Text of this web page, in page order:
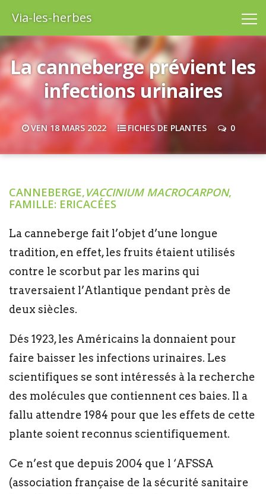
Via-les-herbes
La canneberge prévient les
infections urinaires
VEN 18 MARS 2022 FICHES DE PLANTES 0
CANNEBERGE,VACCINIUM MACROCARPON,
FAMILLE: ERICACÉES
La canneberge fait l’objet d’une longue
tradition, en effet, les fruits étaient utilisés
contre le scorbut par les marins qui
traversaient l’Atlantique pendant près de
deux siècles.
Dés 1923, les Américains la donnaient pour
faire baisser les infections urinaires. Les
scientifiques se sont intéressés à la recherche
des molécules que contiennent ces baies. Il a
fallu attendre 1984 pour que les effets de cette
plante soient reconnus scientifiquement.
Ce n’est que depuis 2004 que l ‘AFSSA
(association française de la sécurité sanitaire